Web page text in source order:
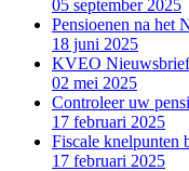
05 september 2025
Pensioenen na het
18 juni 2025
KVEO
02 mei 2025
Controleer uw
17 februari 2025
Fiscale knelpunten
17 februari 2025